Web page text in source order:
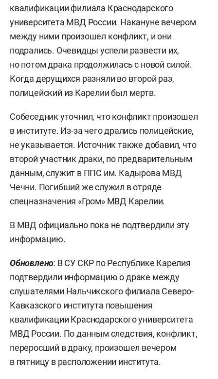
квалификации филиала Краснодарского
университета МВД России. Накануне вечером
между ними произошел конфликт, и они
подрались. Очевидцы успели развести их,
но потом драка продолжилась с новой силой.
Когда дерущихся разняли во второй раз,
полицейский из Карелии был мертв.
Собеседник уточнил, что конфликт произошел
в институте. Из-за чего дрались полицейские,
не указывается. Источник также добавил, что
второй участник драки, по предварительным
данным, служит в ППС им. Кадырова МВД
Чечни. Погибший же служил в отряде
спецназначения «Гром» МВД Карелии.
В МВД официально пока не подтвердили эту
информацию.
Обновлено: В СУ СКР по Республике Карелия
подтвердили информацию о драке между
слушателями Нальчикского филиала Северо-
Кавказского института повышения
квалификации Краснодарского университета
МВД России. По данным следствия, конфликт,
переросший в драку, произошел вечером
в пятницу в расположении института.